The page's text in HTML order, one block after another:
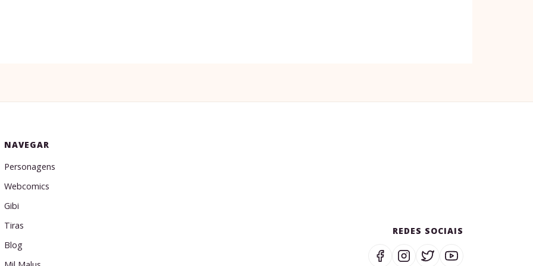
NAVEGAR
Personagens
Webcomics
Gibi
Tiras
Blog
REDES SOCIAIS